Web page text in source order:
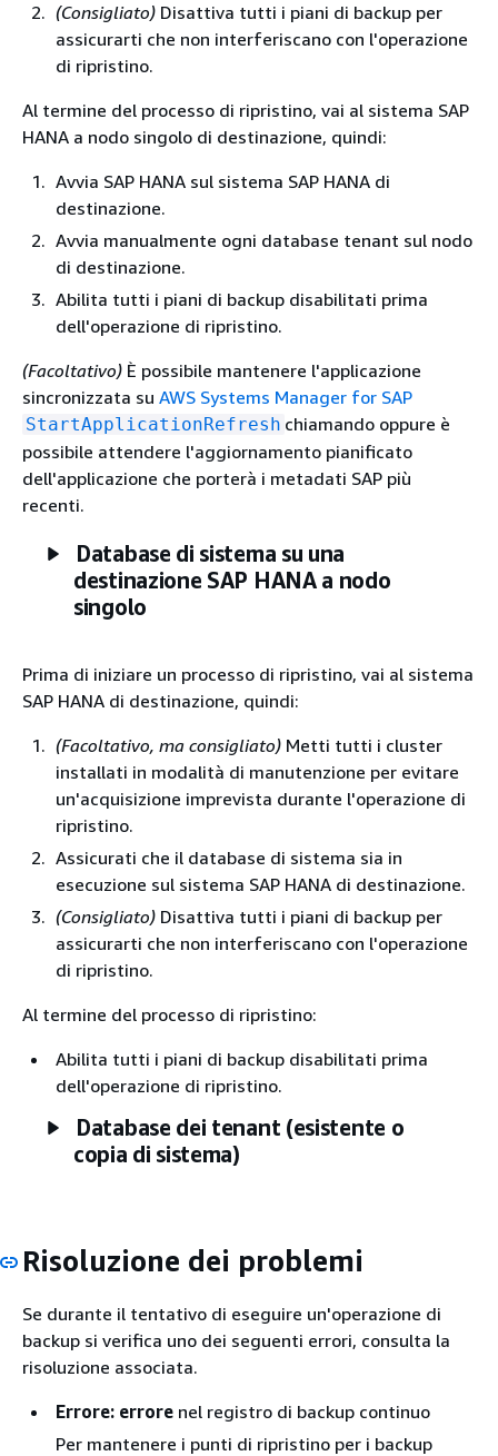
(Consigliato) Disattiva tutti i piani di backup per
assicurarti che non interferiscano con l'operazione
di ripristino.
Al termine del processo di ripristino, vai al sistema SAP
HANA a nodo singolo di destinazione, quindi:
Avvia SAP HANA sul sistema SAP HANA di
destinazione.
Avvia manualmente ogni database tenant sul nodo
di destinazione.
Abilita tutti i piani di backup disabilitati prima
dell'operazione di ripristino.
(Facoltativo) È possibile mantenere l'applicazione
sincronizzata su AWS Systems Manager for SAP
StartApplicationRefresh chiamando oppure è
possibile attendere l'aggiornamento pianificato
dell'applicazione che porterà i metadati SAP più
recenti.
Database di sistema su una
destinazione SAP HANA a nodo
singolo
Prima di iniziare un processo di ripristino, vai al sistema
SAP HANA di destinazione, quindi:
(Facoltativo, ma consigliato) Metti tutti i cluster
installati in modalità di manutenzione per evitare
un'acquisizione imprevista durante l'operazione di
ripristino.
Assicurati che il database di sistema sia in
esecuzione sul sistema SAP HANA di destinazione.
(Consigliato) Disattiva tutti i piani di backup per
assicurarti che non interferiscano con l'operazione
di ripristino.
Al termine del processo di ripristino:
Abilita tutti i piani di backup disabilitati prima
dell'operazione di ripristino.
Database dei tenant (esistente o
copia di sistema)
Risoluzione dei problemi
Se durante il tentativo di eseguire un'operazione di
backup si verifica uno dei seguenti errori, consulta la
risoluzione associata.
Errore: errore nel registro di backup continuo
Per mantenere i punti di ripristino per i backup